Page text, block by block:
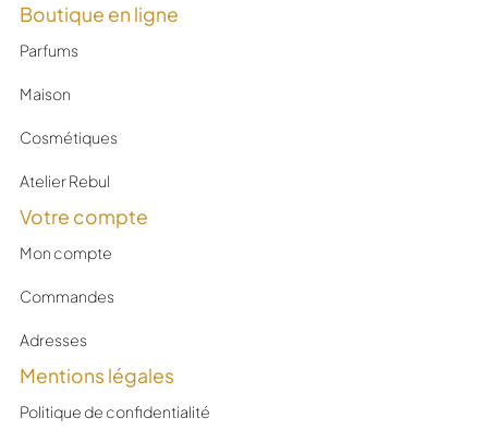
Boutique en ligne
Parfums
Maison
Cosmétiques
Atelier Rebul
Votre compte
Mon compte
Commandes
Adresses
Mentions légales
Politique de confidentialité